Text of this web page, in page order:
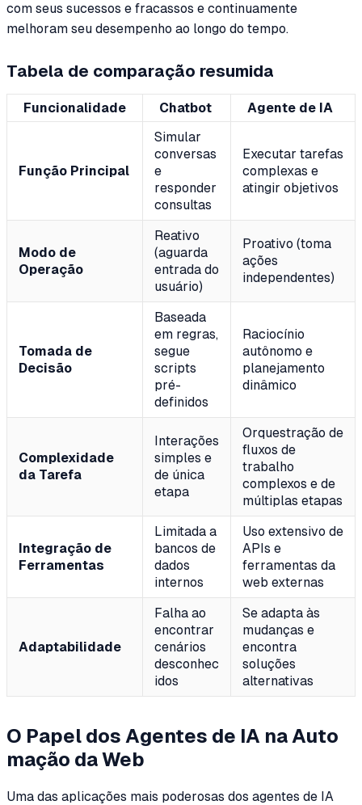
com seus sucessos e fracassos e continuamente
melhoram seu desempenho ao longo do tempo.
Tabela de comparação resumida
Funcionalidade Chatbot Agente de IA
Função Principal
Simular
conversas
e
responder
consultas
Executar tarefas
complexas e
atingir objetivos
Modo de
Operação
Reativo
(aguarda
entrada do
usuário)
Proativo (toma
ações
independentes)
Tomada de
Decisão
Baseada
em regras,
segue
scripts
pré-
definidos
Raciocínio
autônomo e
planejamento
dinâmico
Complexidade
da Tarefa
Interações
simples e
de única
etapa
Orquestração de
fluxos de
trabalho
complexos e de
múltiplas etapas
Integração de
Ferramentas
Limitada a
bancos de
dados
internos
Uso extensivo de
APIs e
ferramentas da
web externas
Adaptabilidade
Falha ao
encontrar
cenários
desconhec
idos
Se adapta às
mudanças e
encontra
soluções
alternativas
O Papel dos Agentes de IA na Auto
mação da Web
Uma das aplicações mais poderosas dos agentes de IA